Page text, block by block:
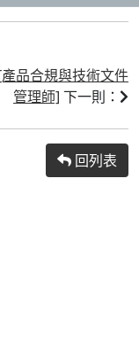
品合規與技術文件
管理師] 下一則：
回列表